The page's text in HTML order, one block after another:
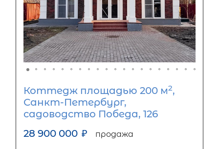
Коттедж площадью 200 м2,
Санкт-Петербург,
садоводство Победа, 126
28 900 000 ₽ продажа